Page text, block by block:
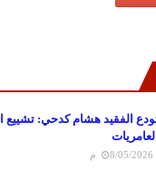
الفقيد هشام كدحي: تشييع
09:04:00 م